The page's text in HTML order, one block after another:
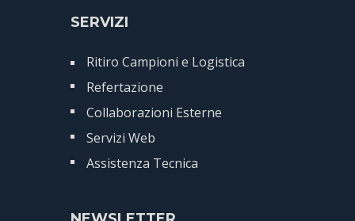
SERVIZI
Ritiro Campioni e Logistica
Refertazione
Collaborazioni Esterne
Servizi Web
Assistenza Tecnica